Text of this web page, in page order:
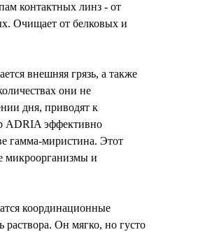
контактных линз - от
Очищает от белковых и
внешняя грязь, а также
они не
дня, приводят к
ADRIA эффективно
гамма-миристина. Этот
микроорганизмы и
координационные
Он мягко, но густо